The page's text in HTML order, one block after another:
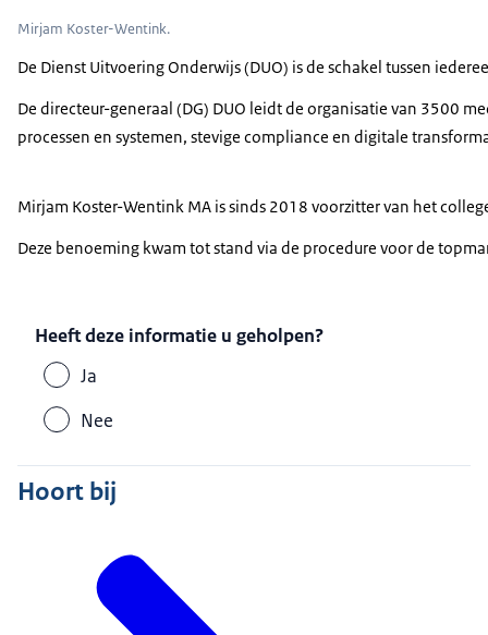
Mirjam Koster-Wentink.
De Dienst Uitvoering Onderwijs (DUO) is de schakel tussen
De directeur-generaal (DG) DUO leidt de organisatie van 3500
processen en systemen, stevige compliance en digitale
Mirjam Koster-Wentink MA is sinds 2018 voorzitter van het
Deze benoeming kwam tot stand via de procedure voor de
Heeft deze informatie u geholpen?
Ja
Nee
Hoort bij